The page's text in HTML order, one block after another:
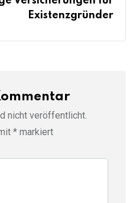
Existenzgründer
nicht veröffentlicht.
* markiert